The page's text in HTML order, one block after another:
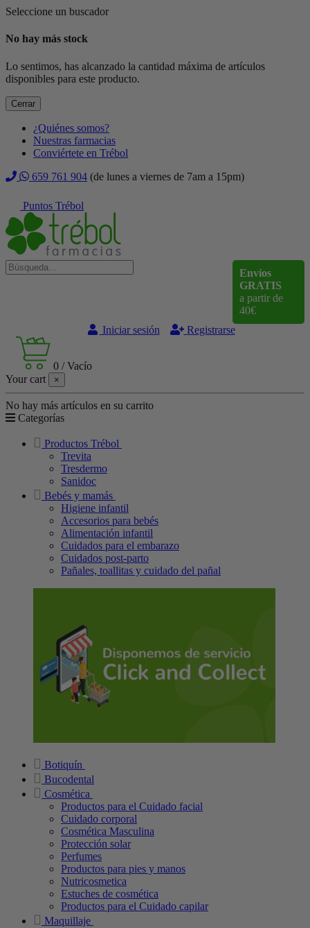
Seleccione un buscador
No hay más stock
Lo sentimos, has alcanzado la cantidad máxima de artículos
disponibles para este producto.
Cerrar
¿Quiénes somos?
Nuestras farmacias
Conviértete en Trébol
659 761 904 (de lunes a viernes de 7am a 15pm)
Puntos Trébol
Envíos
GRATIS
a partir de
40€
Iniciar sesión
Registrarse
0 /Vacío
Your cart
×
No hay más artículos en su carrito
Categorías
Productos Trébol
Trevita
Tresdermo
Sanidoc
Bebés y mamás
Higiene infantil
Accesorios para bebés
Alimentación infantil
Cuidados para el embarazo
Cuidados post-parto
Pañales, toallitas y cuidado del pañal
Botiquín
Bucodental
Cosmética
Productos para el Cuidado facial
Cuidado corporal
Cosmética Masculina
Protección solar
Perfumes
Productos para pies y manos
Nutricosmetica
Estuches de cosmética
Productos para el Cuidado capilar
Maquillaje